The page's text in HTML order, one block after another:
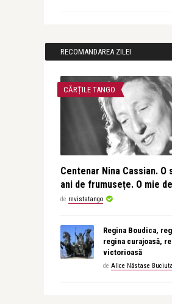
RECOMANDAREA ZILEI
CĂRȚILE TANGO
Centenar Nina Cassian. O
ani de frumusețe. O mie
de revistatango
Regina Boudica,
regina curajoasă,
victorioasă
de Alice Năstase Buciuta